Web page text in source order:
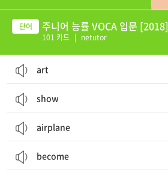
주니어 능률 VOCA 입문
101 카드 | netutor
art
show
airplane
become